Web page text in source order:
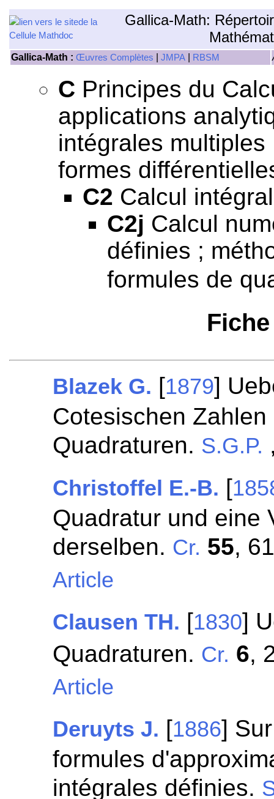
Gallica-Math:
Gallica-Math : Œuvres Complètes JMPA RBSM
C Principes du
applications
intégrales
formes
C2 Calcul
C2j Calcul
définies ;
formules de
Blazek G. [1879]
Cotesischen
Quadraturen. S.G.P.
Christoffel E.-B. [
Quadratur und eine
derselben. Cr. 55,
Article
Clausen TH. [1830]
Quadraturen. Cr. 6,
Article
Deruyts J. [1886]
formules
intégrales définies.